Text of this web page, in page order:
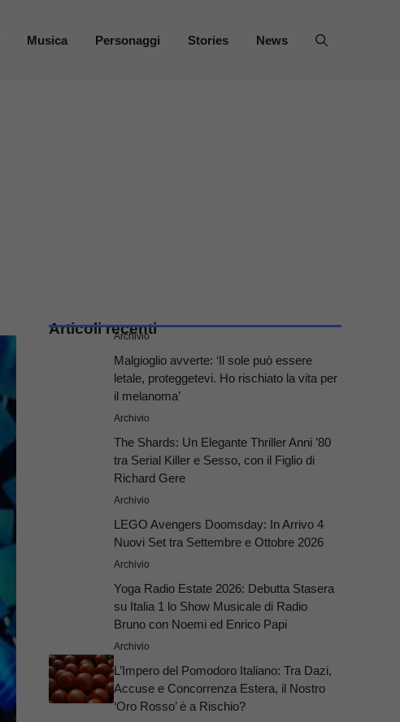
Musica Personaggi Stories News
Articoli recenti
Archivio
Malgioglio avverte: ‘Il sole può essere
letale, proteggetevi. Ho rischiato la vita per
il melanoma’
Archivio
The Shards: Un Elegante Thriller Anni ’80
tra Serial Killer e Sesso, con il Figlio di
Richard Gere
Archivio
LEGO Avengers Doomsday: In Arrivo 4
Nuovi Set tra Settembre e Ottobre 2026
Archivio
Yoga Radio Estate 2026: Debutta Stasera
su Italia 1 lo Show Musicale di Radio
Bruno con Noemi ed Enrico Papi
Archivio
L’Impero del Pomodoro Italiano: Tra Dazi,
Accuse e Concorrenza Estera, il Nostro
‘Oro Rosso’ è a Rischio?